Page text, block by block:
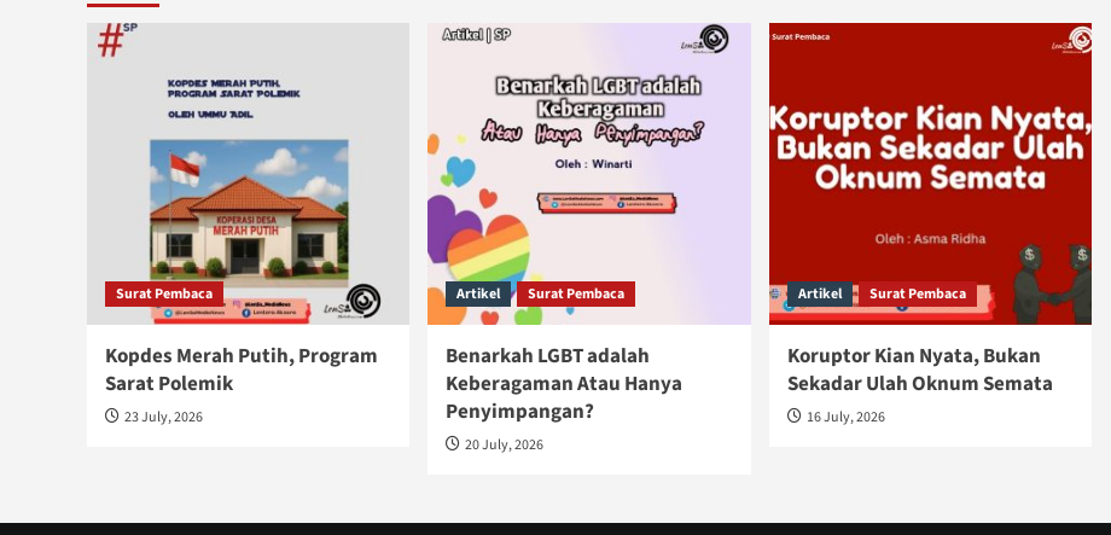
Surat Pembaca
Kopdes Merah Putih, Program
Sarat Polemik
23 July, 2026
Artikel Surat Pembaca
Benarkah LGBT adalah
Keberagaman Atau Hanya
Penyimpangan?
20 July, 2026
Artikel Surat Pembaca
Koruptor Kian Nyata, Bukan
Sekadar Ulah Oknum Semata
16 July, 2026